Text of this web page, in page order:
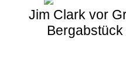
Jim Clark vor